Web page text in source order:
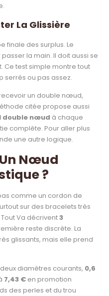
La Glissière
finale des surplus. Le
la main. Il doit aussi se
Ce test simple montre tout
serrés ou pas assez.
un double nœud,
citée propose aussi
double nœud à chaque
complète. Pour aller plus
une autre logique.
Nœud
?
comme un cordon de
sur des bracelets très
Va décrivent3
reste discrète. La
glissants, mais elle prend
diamètres courants, 0,6
7,43 € en promotion
des perles et du trou